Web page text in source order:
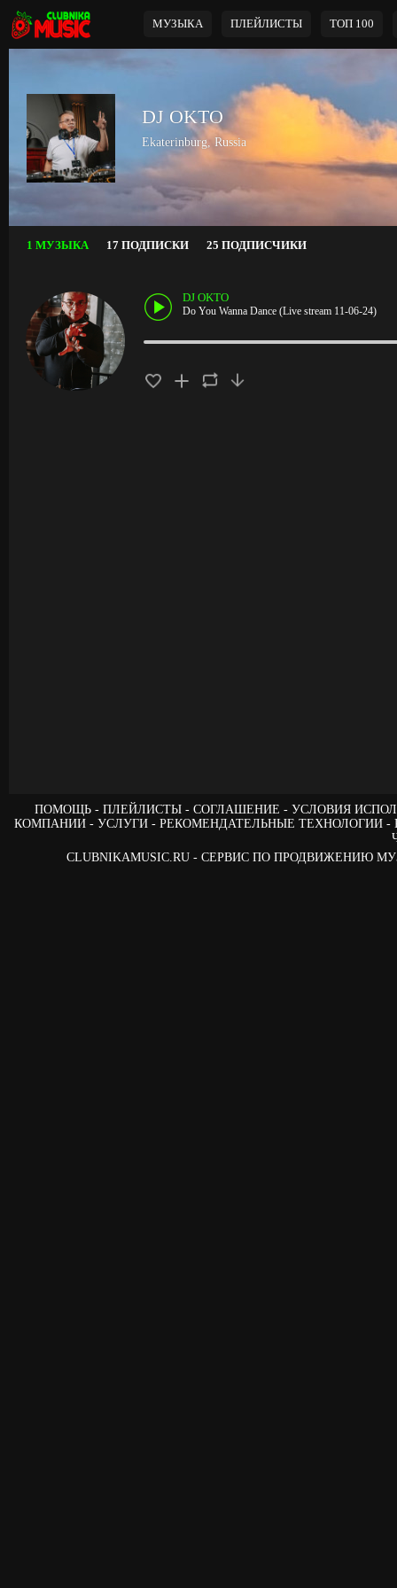
МУЗЫКА ПЛЕЙЛИСТЫ ТОП 100
DJ OKTO
Ekaterinburg, Russia
1 МУЗЫКА 17 ПОДПИСКИ 25 ПОДПИСЧИКИ
DJ OKTO
Do You Wanna Dance (Live stream 11-06-24)
ПОМОЩЬ ПЛЕЙЛИСТЫ СОГЛАШЕНИЕ
УСЛОВИЯ
КОМПАНИИ
УСЛУГИ РЕКОМЕНДАТЕЛЬНЫЕ ТЕХНОЛОГИИ
CLUBNIKAMUSIC.RU - СЕРВИС ПО ПРОДВИЖЕНИЮ